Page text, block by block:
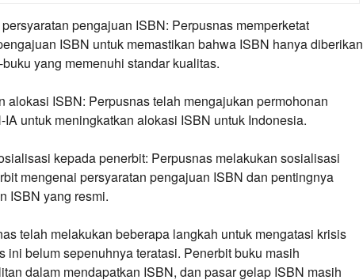
pengajuan ISBN: Perpusnas memperketat
ISBN untuk memastikan bahwa ISBN hanya diberikan
yang memenuhi standar kualitas.
alokasi ISBN: Perpusnas telah mengajukan permohonan
IA untuk meningkatkan alokasi ISBN untuk Indonesia.
kepada penerbit: Perpusnas melakukan sosialisasi
mengenai persyaratan pengajuan ISBN dan pentingnya
ISBN yang resmi.
telah melakukan beberapa langkah untuk mengatasi krisis
ini belum sepenuhnya teratasi. Penerbit buku masih
dalam mendapatkan ISBN, dan pasar gelap ISBN masih